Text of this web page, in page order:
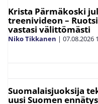
Krista Pärmäkoski
treenivideon –
vastasi välittömästi
Niko Tikkanen | 07.08.2026
Suomalaisjuoksija
uusi Suomen